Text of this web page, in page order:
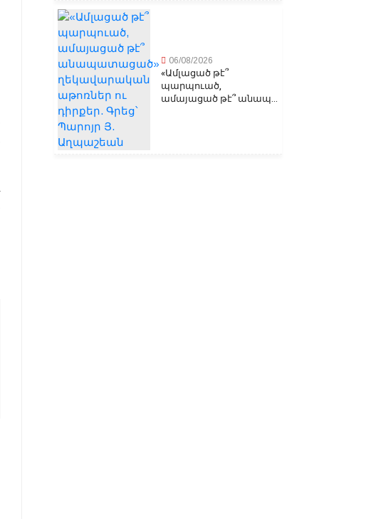
06/08/2026
«Ամլացած թէ՞
պարպուած,
ամայացած թէ՞ անապ...